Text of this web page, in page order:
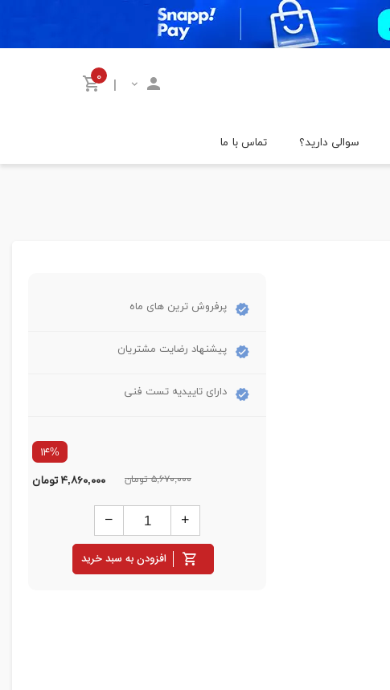
| ۰
سوالی دارید؟ تماس با ما
پرفروش ترین های ماه
پیشنهاد رضایت مشتریان
دارای تاییدیه تست فنی
۱۴%
۵,۶۷۰,۰۰۰ تومان ۴,۸۶۰,۰۰۰تومان
افزودن به سبد خرید